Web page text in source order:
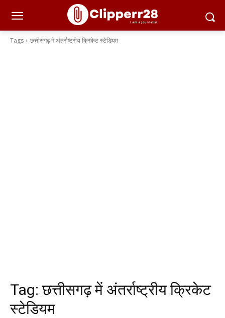
Tags छत्तीसगढ़ में अंतर्राष्ट्रीय क्रिकेट स्टेडियम
Tag:छत्तीसगढ़ में अंतर्राष्ट्रीय क्रिकेट
स्टेडियम